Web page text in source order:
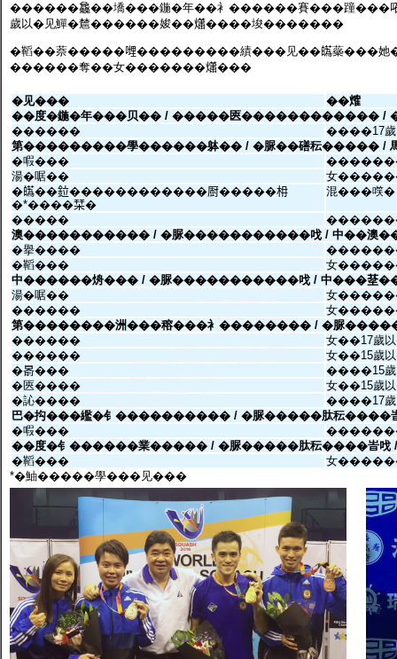
������𣬚��墧���鍦�年��衤������賽���蹱
歲以�见鱓�㯄������㛖��𤑳����埈�������
�鞱��萘�����𠹺���������績���见��𤾸蘂���她
������奪��女�������𤑳���
�见���
��𤌍
��度�鍦�年���贝�� / �����匧������������ /
������
����17
第���������學������躰�� / �脲��磰秐����� /
�㗇���
湯�啹��
女
�𤾸��鉝������������㕑�����枏
�*����栞�
混���㗛�
�����
澳����������� / �脲�����������𠯫 / 中��澳
�擧����
�鞱���
女
中������烐��� / �脲�����������𠯫 / 中
湯�啹��
女
������
女
第��������洲���穃���衤�������� / �脲
������
女��17歲
������
女��15歲
�𣈯���
����15
�匧����
女��15歲
�訫����
����17
巴�抅���繿�钅���������� / �脲�����肽秐����峕
�㗇���
��度�钅������業����� / �脲�����肽秐����峕𠯫
�鞱���
女
*�鮋�����學���见���